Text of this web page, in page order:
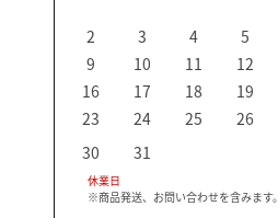
2
3 4 5
9
10 11 12
16
17 18 19
23
24 25 26
30
31
休業日
※商品発送、お問い合わせを含みます。